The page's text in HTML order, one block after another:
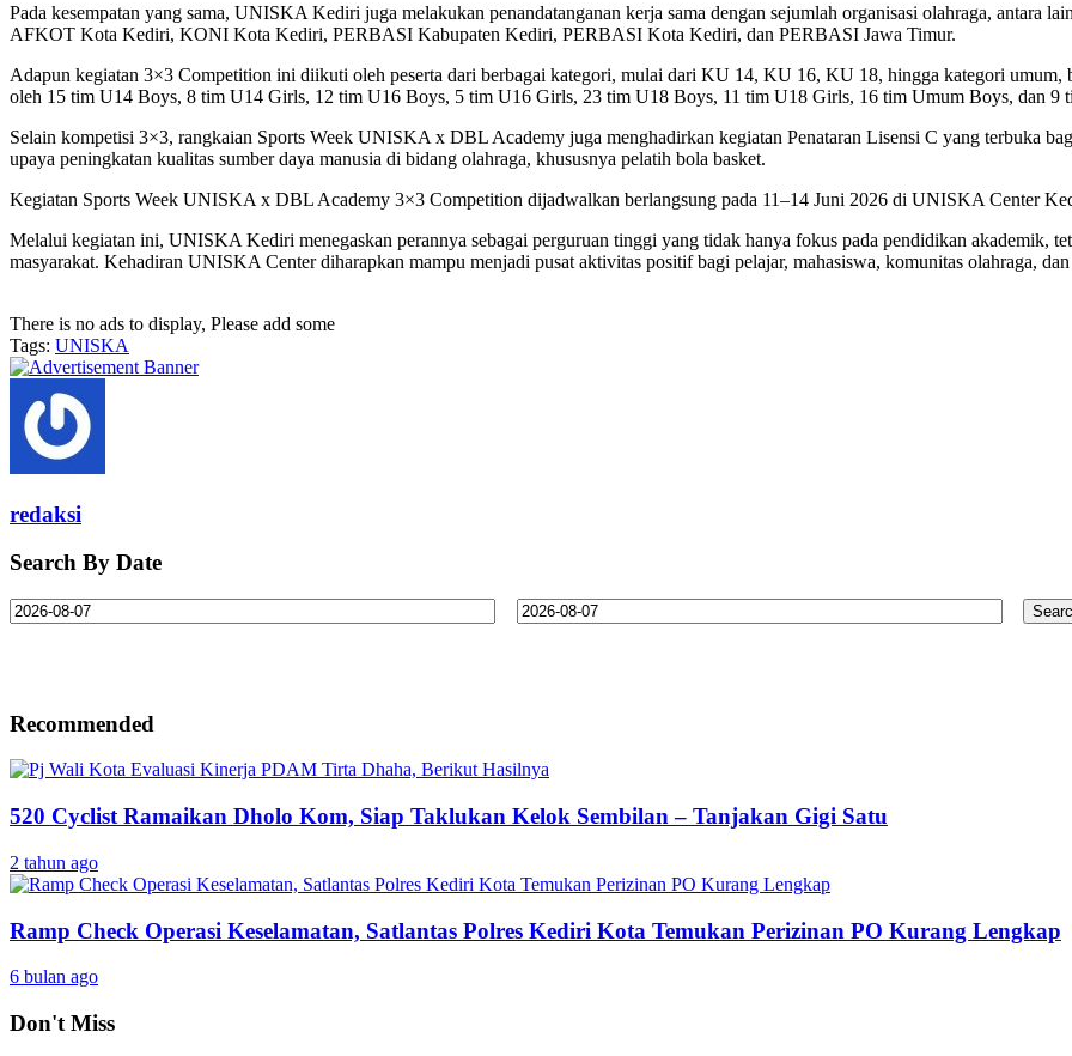
Pada kesempatan yang sama, UNISKA Kediri juga melakukan penandatanganan kerja sama dengan sejumlah organisasi olahraga,
AFKOT Kota Kediri, KONI Kota Kediri, PERBASI Kabupaten Kediri, PERBASI Kota Kediri, dan PERBASI Jawa Timur.
Adapun kegiatan 3×3 Competition ini diikuti oleh peserta dari berbagai kategori, mulai dari KU 14, KU 16, KU 18, hingga kategori umum,
oleh 15 tim U14 Boys, 8 tim U14 Girls, 12 tim U16 Boys, 5 tim U16 Girls, 23 tim U18 Boys, 11 tim U18 Girls, 16 tim Umum Boys, dan 9
Selain kompetisi 3×3, rangkaian Sports Week UNISKA x DBL Academy juga menghadirkan kegiatan Penataran Lisensi C yang terbuka
upaya peningkatan kualitas sumber daya manusia di bidang olahraga, khususnya pelatih bola basket.
Kegiatan Sports Week UNISKA x DBL Academy 3×3 Competition dijadwalkan berlangsung pada 11–14 Juni 2026 di UNISKA Center
Melalui kegiatan ini, UNISKA Kediri menegaskan perannya sebagai perguruan tinggi yang tidak hanya fokus pada pendidikan akademik,
masyarakat. Kehadiran UNISKA Center diharapkan mampu menjadi pusat aktivitas positif bagi pelajar, mahasiswa, komunitas olahraga,
There is no ads to display, Please add some
Tags: UNISKA
redaksi
Search By Date
Recommended
520 Cyclist Ramaikan Dholo Kom, Siap Taklukan Kelok Sembilan – Tanjakan Gigi Satu
2 tahun ago
Ramp Check Operasi Keselamatan, Satlantas Polres Kediri Kota Temukan Perizinan PO Kurang Lengkap
6 bulan ago
Don't Miss